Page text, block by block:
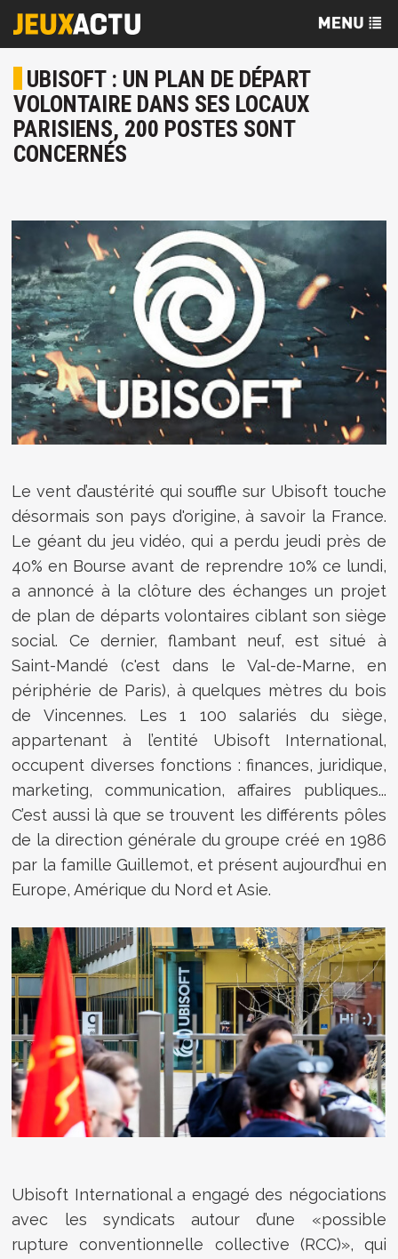
UBISOFT : UN PLAN DE DÉPART
VOLONTAIRE DANS SES LOCAUX
PARISIENS, 200 POSTES SONT
CONCERNÉS
Le vent d’austérité qui souffle sur Ubisoft touche
désormais son pays d'origine, à savoir la France.
Le géant du jeu vidéo, qui a perdu jeudi près de
40% en Bourse avant de reprendre 10% ce lundi,
a annoncé à la clôture des échanges un projet
de plan de départs volontaires ciblant son siège
social. Ce dernier, flambant neuf, est situé à
Saint-Mandé (c'est dans le Val-de-Marne, en
périphérie de Paris), à quelques mètres du bois
de Vincennes. Les 1 100 salariés du siège,
appartenant à l’entité Ubisoft International,
occupent diverses fonctions : finances, juridique,
marketing, communication, affaires publiques...
C’est aussi là que se trouvent les différents pôles
de la direction générale du groupe créé en 1986
par la famille Guillemot, et présent aujourd’hui en
Europe, Amérique du Nord et Asie.
Ubisoft International a engagé des négociations
avec les syndicats autour d’une «possible
rupture conventionnelle collective (RCC)», qui